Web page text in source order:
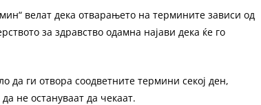
велат дека отварањето на термините зависи од
за здравство одамна најави дека ќе го
да ги отвора соодветните термини секој ден,
не остануваат да чекаат.